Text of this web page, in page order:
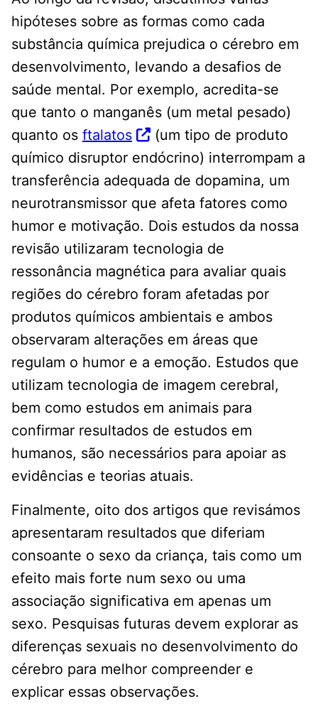
hipóteses sobre as formas como cada
substância química prejudica o cérebro em
desenvolvimento, levando a desafios de
saúde mental. Por exemplo, acredita-se
que tanto o manganês (um metal pesado)
quanto os ftalatos
(um tipo de produto
químico disruptor endócrino) interrompam a
transferência adequada de dopamina, um
neurotransmissor que afeta fatores como
humor e motivação. Dois estudos da nossa
revisão utilizaram tecnologia de
ressonância magnética para avaliar quais
regiões do cérebro foram afetadas por
produtos químicos ambientais e ambos
observaram alterações em áreas que
regulam o humor e a emoção. Estudos que
utilizam tecnologia de imagem cerebral,
bem como estudos em animais para
confirmar resultados de estudos em
humanos, são necessários para apoiar as
evidências e teorias atuais.
Finalmente, oito dos artigos que revisámos
apresentaram resultados que diferiam
consoante o sexo da criança, tais como um
efeito mais forte num sexo ou uma
associação significativa em apenas um
sexo. Pesquisas futuras devem explorar as
diferenças sexuais no desenvolvimento do
cérebro para melhor compreender e
explicar essas observações.